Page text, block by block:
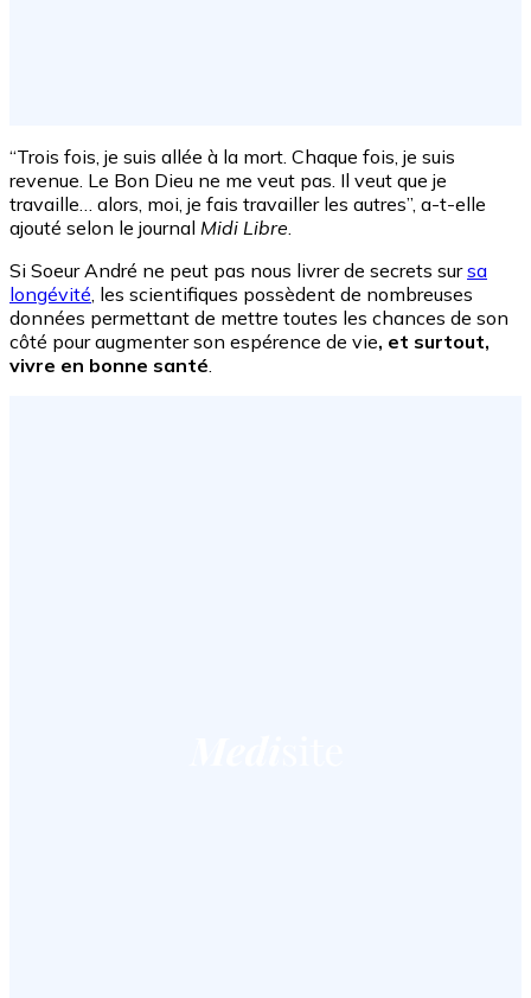
“Trois fois, je suis allée à la mort. Chaque fois, je suis
revenue. Le Bon Dieu ne me veut pas. Il veut que je
travaille… alors, moi, je fais travailler les autres”, a-t-elle
ajouté selon le journal Midi Libre.
Si Soeur André ne peut pas nous livrer de secrets sursa
longévité, les scientifiques possèdent de nombreuses
données permettant de mettre toutes les chances de son
côté pour augmenter son espérence de vie, et surtout,
vivre en bonne santé.